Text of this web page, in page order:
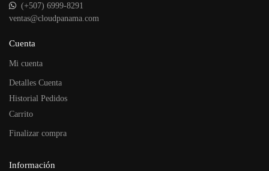
(+507) 6999-8291
ventas@cloudpanama.com
Cuenta
Mi cuenta
Detalles Cuenta
Historial Pedidos
Carrito
Finalizar compra
Información